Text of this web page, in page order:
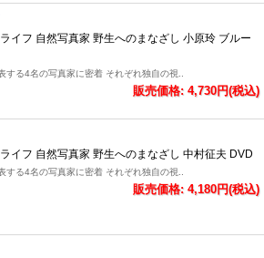
イフ 自然写真家 野生へのまなざし 小原玲 ブルー
する4名の写真家に密着 それぞれ独自の視..
販売価格: 4,730円(税込)
イフ 自然写真家 野生へのまなざし 中村征夫 DVD
する4名の写真家に密着 それぞれ独自の視..
販売価格: 4,180円(税込)